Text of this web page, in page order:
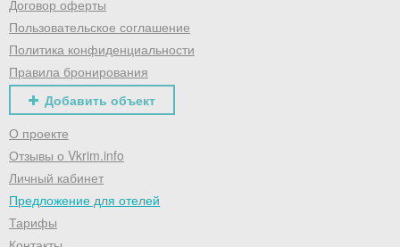
Договор оферты
Пользовательское соглашение
Политика конфиденциальности
Правила бронирования
Добавить объект
О проекте
Отзывы о Vkrim.info
Личный кабинет
Предложение для отелей
Тарифы